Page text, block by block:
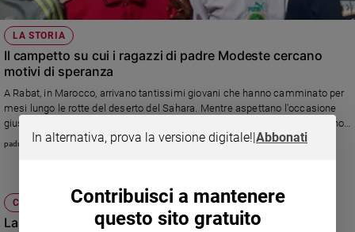
del
giorno
Società
e
valori
Ambiente
Creato
Aziende
di
LA STORIA
Il campetto su cui i ragazzi di padre Modeste cercano
motivi di speranza
A Rabat, in Marocco, arrivano tantissimi giovani che hanno camminato per
mesi lungo le rotte del deserto del Sahara. Mentre aspettano l'occasione
giusta per andare in Europa, vivono di stenti tra fame e miseria ma trovano
un momento importante di aggregazione giocando a calcio
padre Renato Zilio
CHIESA
La Cei: fermate le armi
In alternativa, prova la versione digitale!|Abbonati
Contribuisci a mantenere
questo sito gratuito